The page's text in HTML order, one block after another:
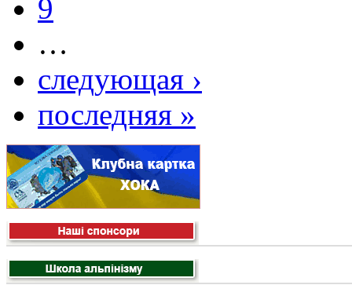
9
…
следующая ›
последняя »